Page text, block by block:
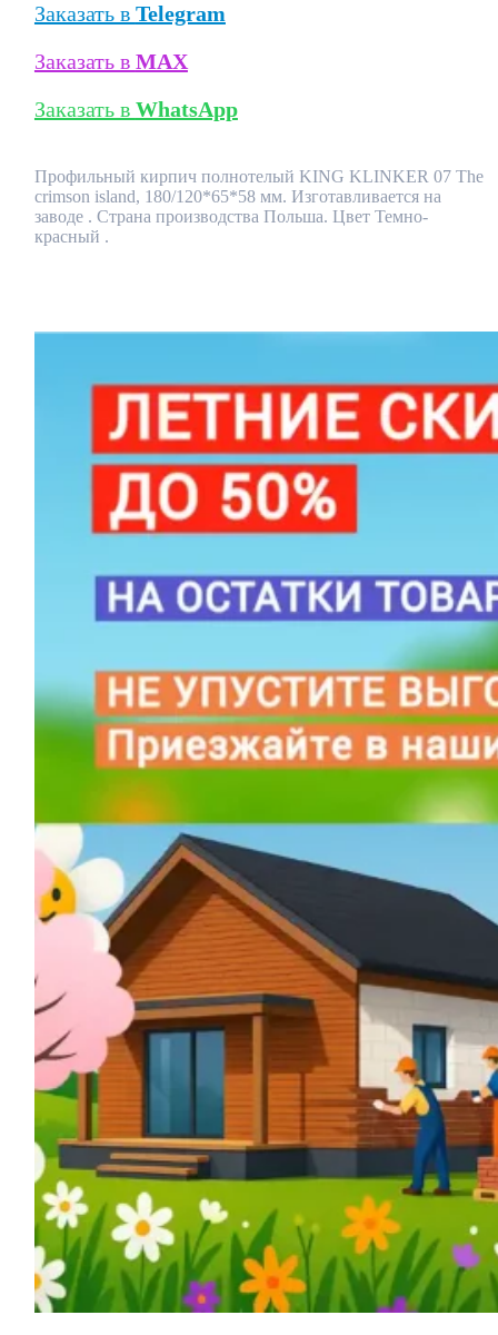
Заказать в Telegram
Заказать в MAX
Заказать в WhatsApp
Профильный кирпич полнотелый KING KLINKER 07 The
crimson island, 180/120*65*58 мм. Изготавливается на
заводе . Страна производства Польша. Цвет Темно-
красный .